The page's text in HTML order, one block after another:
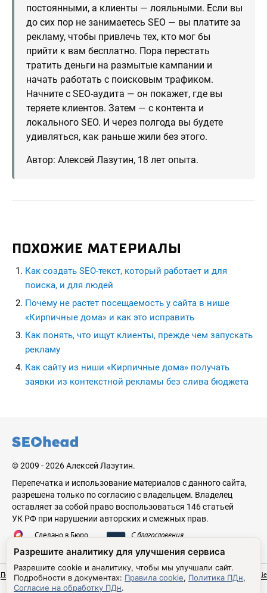
постоянными, а клиенты — лояльными. Если вы
до сих пор не занимаетесь SEO — вы платите за
рекламу, чтобы привлечь тех, кто мог бы
прийти к вам бесплатно. Пора перестать
тратить деньги на размытые кампании и
начать работать с поисковым трафиком.
Начните с SEO-аудита — он покажет, где вы
теряете клиентов. Затем — с контента и
локального SEO. И через полгода вы будете
удивляться, как раньше жили без этого.
Автор: Алексей Лазутин, 18 лет опыта.
ПОХОЖИЕ МАТЕРИАЛЫ
Как создать SEO-текст, который работает и для
поиска, и для людей
Почему не растет посещаемость у сайта в нише
«Кирпичные дома» и как это исправить
Как понять, что ищут клиенты, прежде чем запускать
рекламу
Как сайту из ниши «Кирпичные дома» получать
заявки из контекстной рекламы без слива бюджета
© 2009 - 2026 Алексей Лазутин.
Перепечатка и использование материалов с данного сайта,
разрешена только по согласию с владельцем. Владелец
оставляет за собой право воспользоваться 146 статьей
УК РФ при нарушении авторских и смежных прав.
Сделано в Бюро
С благословения
Политика обработки персональных данныхСогласие на обработку ПДнПравила cookie
Настройки cookie
Разрешите аналитику для улучшения сервиса
Разрешите cookie и аналитику, чтобы мы улучшали сайт.
Подробности в документах: Правила cookie, Политика ПДн,
Согласие на обработку ПДн.